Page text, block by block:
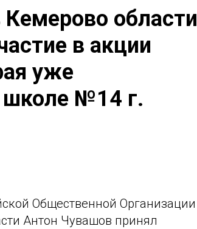
области
в акции
уже
школе №14 г.
Общественной Организации
Антон Чувашов принял